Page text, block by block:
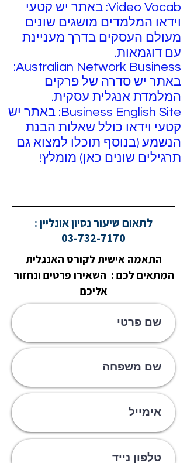
Video Vocab: באתר יש קטעי
וידאו המלמדים מושגים שונים
מעולם העסקים בדרך מעניינת
עם דוגמאות.
Australian Network Business:
באתר יש סדרה של פרקים
המלמדת אנגלית עסקית.
Business English Site: באתר יש
קטעי וידאו כולל שאלות הבנת
הנשמע (בנוסף תוכלו למצוא גם
תרגילים שונים כאן) מומלץ!
לתאום שיעור נסיון אונליין :
03-732-7170
התאמה אישית לקורס האנגלית
המתאים לכם : השאירו פרטים ונחזור
אליכם